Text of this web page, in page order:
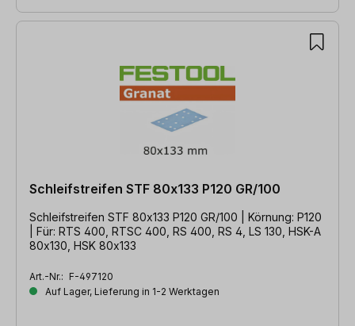
Schleifstreifen STF 80x133 P120 GR/100
Schleifstreifen STF 80x133 P120 GR/100 | Körnung: P120
| Für: RTS 400, RTSC 400, RS 400, RS 4, LS 130, HSK-A
80x130, HSK 80x133
Art.-Nr.: F-497120
Auf Lager, Lieferung in 1-2 Werktagen